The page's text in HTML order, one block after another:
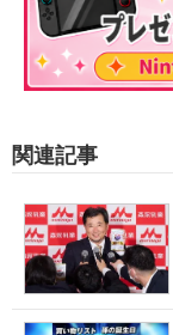
関連記事